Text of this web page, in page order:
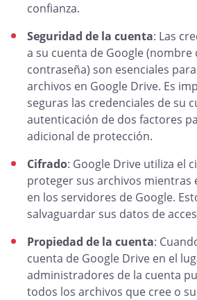
confianza.
Seguridad de la cuenta: Las
a su cuenta de Google (nombre
contraseña) son esenciales
archivos en Google Drive. Es
seguras las credenciales de su
autenticación de dos factores
adicional de protección.
Cifrado: Google Drive utiliza el
proteger sus archivos mientras
en los servidores de Google.
salvaguardar sus datos de
Propiedad de la cuenta:
cuenta de Google Drive en el
administradores de la cuenta
todos los archivos que cree o